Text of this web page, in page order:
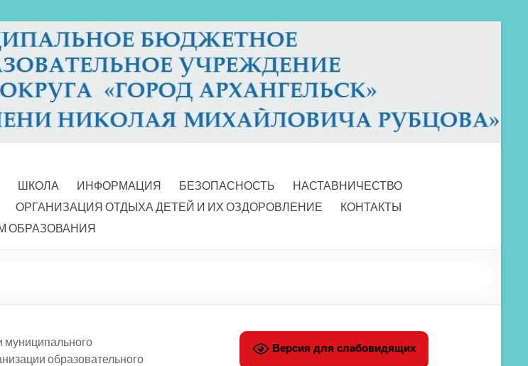
ШКОЛА ИНФОРМАЦИЯ БЕЗОПАСНОСТЬ
НАСТАВНИЧЕСТВО
ОРГАНИЗАЦИЯ ОТДЫХА ДЕТЕЙ И ИХ ОЗДОРОВЛЕНИЕ
КОНТАКТЫ
ОБРАЗОВАНИЯ
муниципального
образовательного
Версия для слабовидящих